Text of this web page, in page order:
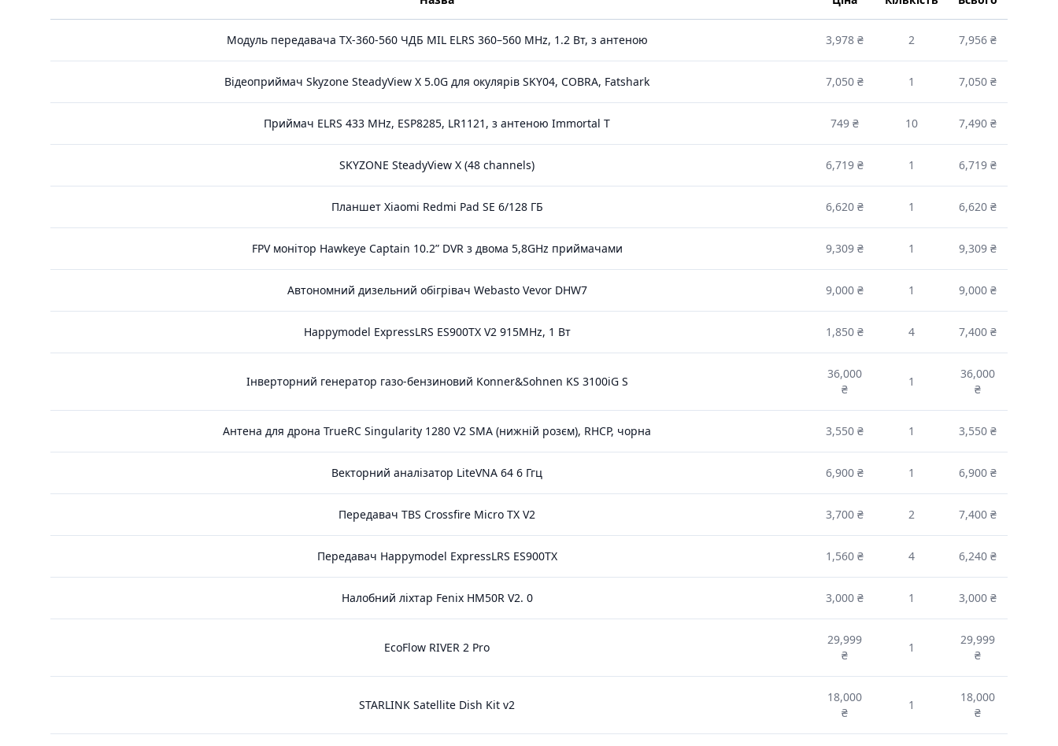
Модуль передавача TX-360-560 ЧДБ MIL ELRS 360–560 MHz, 1.2 Вт, з антеною 3,978 ₴ 2 7,956 ₴
Відеоприймач Skyzone SteadyView X 5.0G для окулярів SKY04, COBRA, Fatshark 7,050 ₴ 1 7,050 ₴
Приймач ELRS 433 MHz, ESP8285, LR1121, з антеною Immortal T 749 ₴ 10 7,490 ₴
SKYZONE SteadyView X (48 channels) 6,719 ₴ 1 6,719 ₴
Планшет Xiaomi Redmi Pad SE 6/128 ГБ 6,620 ₴ 1 6,620 ₴
FPV монітор Hawkeye Captain 10.2” DVR з двома 5,8GHz приймачами 9,309 ₴ 1 9,309 ₴
Автономний дизельний обігрівач Webasto Vevor DHW7 9,000 ₴ 1 9,000 ₴
Happymodel ExpressLRS ES900TX V2 915MHz, 1 Вт 1,850 ₴ 4 7,400 ₴
Інверторний генератор газо-бензиновий Konner&Sohnen KS 3100iG S
36,000
₴
1
36,000
₴
Антена для дрона TrueRC Singularity 1280 V2 SMA (нижній розєм), RHCP, чорна 3,550 ₴ 1 3,550 ₴
Векторний аналізатор LiteVNA 64 6 Ггц 6,900 ₴ 1 6,900 ₴
Передавач TBS Crossfire Micro TX V2 3,700 ₴ 2 7,400 ₴
Передавач Happymodel ExpressLRS ES900TX 1,560 ₴ 4 6,240 ₴
Налобний ліхтар Fenix HM50R V2. 0 3,000 ₴ 1 3,000 ₴
EcoFlow RIVER 2 Pro
29,999
₴
1
29,999
₴
STARLINK Satellite Dish Kit v2
18,000
₴
1
18,000
₴